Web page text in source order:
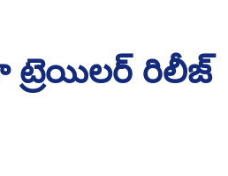
ట్రెయిలర్ రిలీజ్